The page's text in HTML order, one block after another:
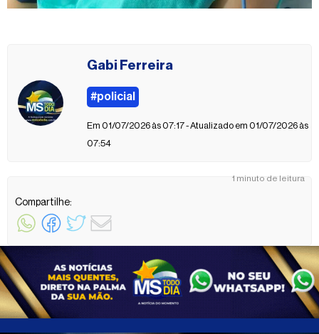
1 minuto de leitura
Gabi Ferreira
#policial
Em 01/07/2026 às 07:17 - Atualizado em 01/07/2026 às
07:54
Compartilhe: